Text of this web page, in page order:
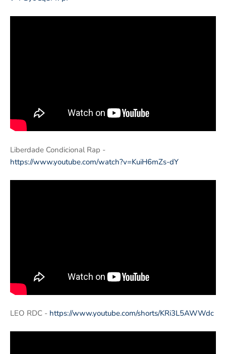
Liberdade Condicional Rap -
https://www.youtube.com/watch?v=KuiH6mZs-dY
LEO RDC - https://www.youtube.com/shorts/KRi3L5AWWdc